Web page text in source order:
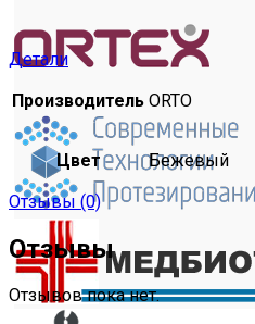
Детали
Производитель ORTO
Цвет
Бежевый
Отзывы (0)
Отзывы
Отзывов пока нет.